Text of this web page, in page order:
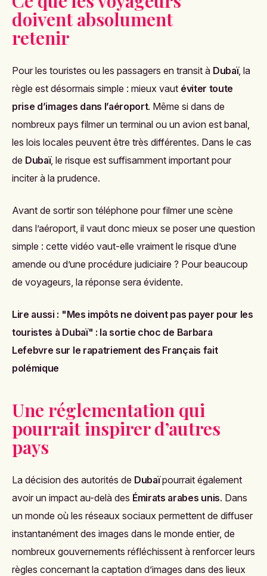
doivent absolument
retenir
Pour les touristes ou les passagers en transit à Dubaï, la
règle est désormais simple : mieux vaut éviter toute
prise d’images dans l’aéroport. Même si dans de
nombreux pays filmer un terminal ou un avion est banal,
les lois locales peuvent être très différentes. Dans le cas
de Dubaï, le risque est suffisamment important pour
inciter à la prudence.
Avant de sortir son téléphone pour filmer une scène
dans l’aéroport, il vaut donc mieux se poser une question
simple : cette vidéo vaut-elle vraiment le risque d’une
amende ou d’une procédure judiciaire ? Pour beaucoup
de voyageurs, la réponse sera évidente.
Lire aussi : "Mes impôts ne doivent pas payer pour les
touristes à Dubaï" : la sortie choc de Barbara
Lefebvre sur le rapatriement des Français fait
polémique
Une réglementation qui
pourrait inspirer d’autres
pays
La décision des autorités de Dubaïpourrait également
avoir un impact au-delà des Émirats arabes unis. Dans
un monde où les réseaux sociaux permettent de diffuser
instantanément des images dans le monde entier, de
nombreux gouvernements réfléchissent à renforcer leurs
règles concernant la captation d’images dans des lieux